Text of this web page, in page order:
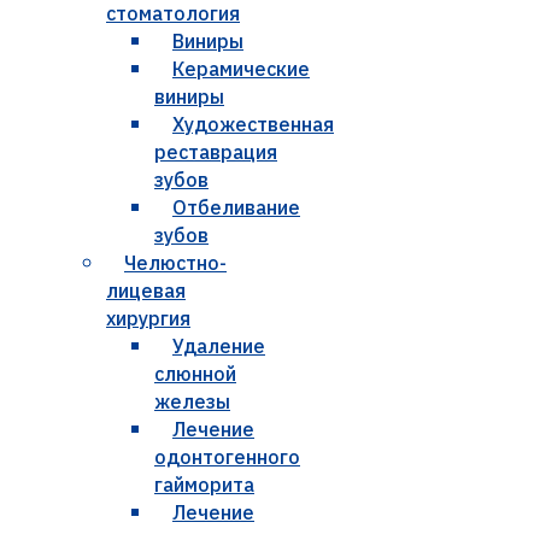
стоматология
Виниры
Керамические
виниры
Художественная
реставрация
зубов
Отбеливание
зубов
Челюстно-
лицевая
хирургия
Удаление
слюнной
железы
Лечение
одонтогенного
гайморита
Лечение